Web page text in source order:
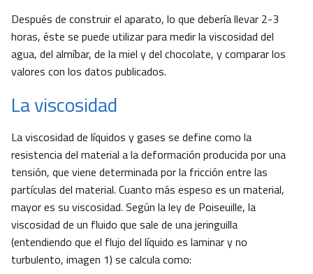
Después de construir el aparato, lo que debería llevar 2-3
horas, éste se puede utilizar para medir la viscosidad del
agua, del almíbar, de la miel y del chocolate, y comparar los
valores con los datos publicados.
La viscosidad
La viscosidad de líquidos y gases se define como la
resistencia del material a la deformación producida por una
tensión, que viene determinada por la fricción entre las
partículas del material. Cuanto más espeso es un material,
mayor es su viscosidad. Según la ley de Poiseuille, la
viscosidad de un fluido que sale de una jeringuilla
(entendiendo que el flujo del líquido es laminar y no
turbulento, imagen 1) se calcula como: